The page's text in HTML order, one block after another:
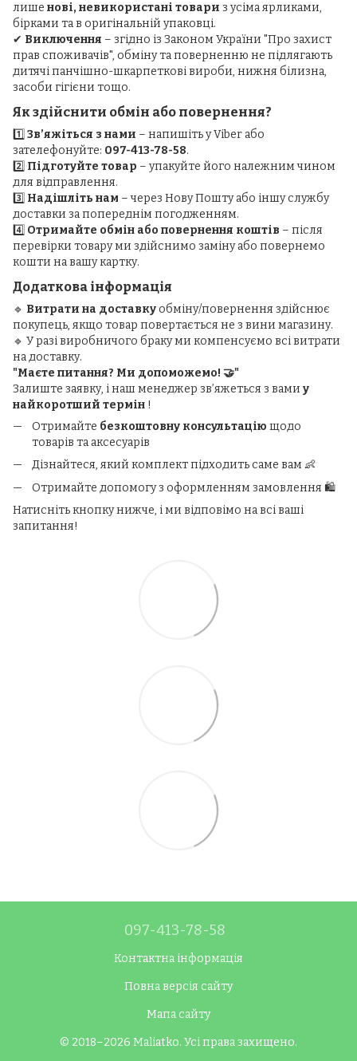
лише нові, невикористані товари з усіма ярликами,
бірками та в оригінальній упаковці.
✔ Виключення – згідно із Законом України "Про захист
прав споживачів", обміну та поверненню не підлягають
дитячі панчішно-шкарпеткові вироби, нижня білизна,
засоби гігієни тощо.
Як здійснити обмін або повернення?
1️⃣ Зв’яжіться з нами – напишіть у Viber або
зателефонуйте: 097-413-78-58.
2️⃣ Підготуйте товар – упакуйте його належним чином
для відправлення.
3️⃣ Надішліть нам – через Нову Пошту або іншу службу
доставки за попереднім погодженням.
4️⃣ Отримайте обмін або повернення коштів – після
перевірки товару ми здійснимо заміну або повернемо
кошти на вашу картку.
Додаткова інформація
🔹 Витрати на доставкуобміну/повернення здійснює
покупець, якщо товар повертається не з вини магазину.
🔹 У разі виробничого браку ми компенсуємо всі витрати
на доставку.
"Маєте питання? Ми допоможемо! 🤝"
Залиште заявку, і наш менеджер зв’яжеться з вами у
найкоротший термін !
Отримайте безкоштовну консультацію щодо
товарів та аксесуарів
Дізнайтеся, який комплект підходить саме вам 👶
Отримайте допомогу з оформленням замовлення 🛍️
Натисніть кнопку нижче, і ми відповімо на всі ваші
запитання!
097-413-78-58
Контактна інформація
Повна версія сайту
Мапа сайту
© 2018–2026 Maliatko. Усі права захищено.